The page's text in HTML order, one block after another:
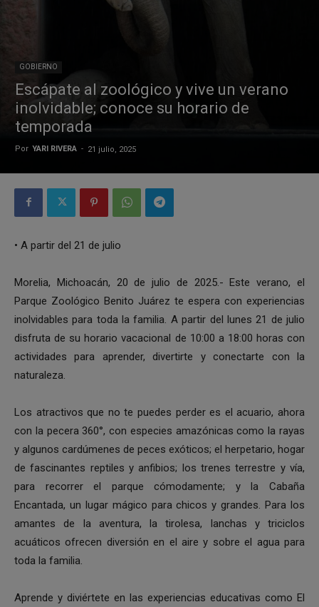
GOBIERNO
Escápate al zoológico y vive un verano
inolvidable; conoce su horario de
temporada
Por YARI RIVERA - 21 julio, 2025
• A partir del 21 de julio
Morelia, Michoacán, 20 de julio de 2025.- Este verano, el
Parque Zoológico Benito Juárez te espera con experiencias
inolvidables para toda la familia. A partir del lunes 21 de julio
disfruta de su horario vacacional de 10:00 a 18:00 horas con
actividades para aprender, divertirte y conectarte con la
naturaleza.
Los atractivos que no te puedes perder es el acuario, ahora
con la pecera 360°, con especies amazónicas como la rayas
y algunos cardúmenes de peces exóticos; el herpetario, hogar
de fascinantes reptiles y anfibios; los trenes terrestre y vía,
para recorrer el parque cómodamente; y la Cabaña
Encantada, un lugar mágico para chicos y grandes. Para los
amantes de la aventura, la tirolesa, lanchas y triciclos
acuáticos ofrecen diversión en el aire y sobre el agua para
toda la familia.
Aprende y diviértete en las experiencias educativas como El